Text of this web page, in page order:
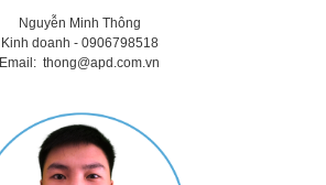
Nguyễn Minh Thông
Kinh doanh - 0906798518
Email: thong@apd.com.vn